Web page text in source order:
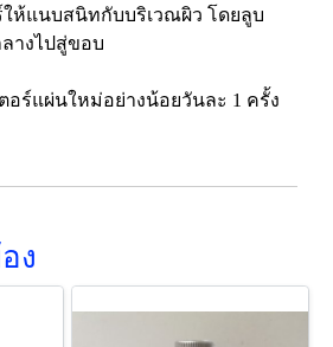
ให้แนบสนิทกับบริเวณผิว โดยลูบ
างไปสู่ขอบ
อร์แผ่นใหม่อย่างน้อยวันละ 1 ครั้ง
ง